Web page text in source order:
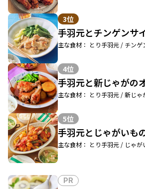
3位
手羽元とチンゲンサ
主な食材： とり手羽元 / チンゲ
4位
手羽元と新じゃがの
主な食材： とり手羽元 / 新じゃ
5位
手羽元とじゃがいも
主な食材： とり手羽元 / じゃが
PR